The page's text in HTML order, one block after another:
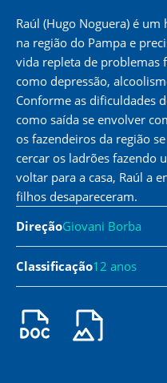
Raúl (Hugo Noguera) é um
na região do Pampa e
vida repleta de problemas
como depressão,
Conforme as dificuldades
como saída se envolver
os fazendeiros da região
cercar os ladrões fazendo
voltar para a casa, Raúl a
filhos desapareceram.
DireçãoGiovani Borba
Classificação12 anos